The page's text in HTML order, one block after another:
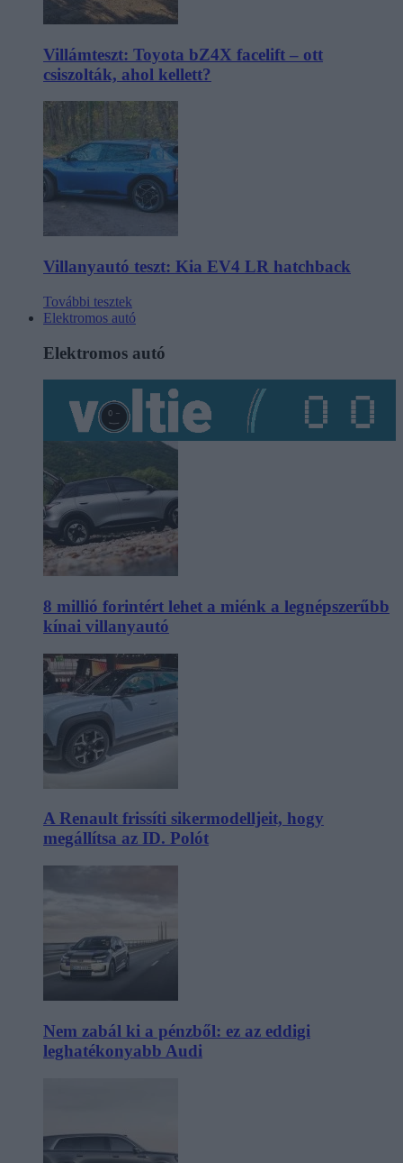
Villámteszt: Toyota bZ4X facelift – ott
csiszolták, ahol kellett?
Villanyautó teszt: Kia EV4 LR hatchback
További tesztek
Elektromos autó
Elektromos autó
8 millió forintért lehet a miénk a legnépszerűbb
kínai villanyautó
A Renault frissíti sikermodelljeit, hogy
megállítsa az ID. Polót
Nem zabál ki a pénzből: ez az eddigi
leghatékonyabb Audi